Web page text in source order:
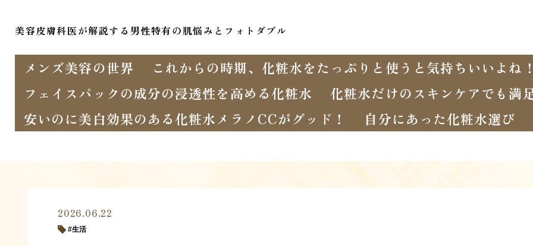
美容皮膚科医が解説する男性特有の肌悩みとフォトダブル
メンズ美容の世界
これからの時期、化粧水をたっぷりと使うと気持ちいいよね
フェイスパックの成分の浸透性を高める化粧水
化粧水だけのスキンケアでも満
安いのに美白効果のある化粧水メラノCCがグッド！
自分にあった化粧水選び
2026.06.22
生活